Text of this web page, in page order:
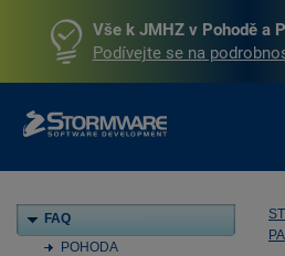
Vše k JMHZ v Pohodě a
Podívejte se na
FAQ
POHODA